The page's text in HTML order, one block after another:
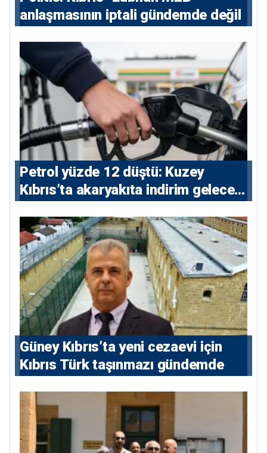
anlaşmasının iptali gündemde değil
Petrol yüzde 12 düştü: Kuzey
Kıbrıs’ta akaryakıta indirim gelecek
Güney Kıbrıs’ta yeni cezaevi için
Kıbrıs Türk taşınmazı gündemde